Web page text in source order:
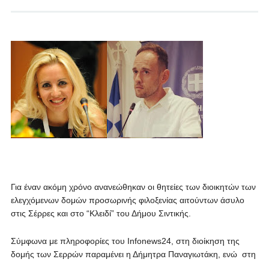
Για έναν ακόμη χρόνο ανανεώθηκαν οι θητείες των διοικητών των
ελεγχόμενων δομών προσωρινής φιλοξενίας αιτούντων άσυλο
στις Σέρρες και στο “Κλειδί” του Δήμου Σιντικής.
Σύμφωνα με πληροφορίες του Infonews24, στη διοίκηση της
δομής των Σερρών παραμένει η Δήμητρα Παναγιωτάκη, ενώ στη